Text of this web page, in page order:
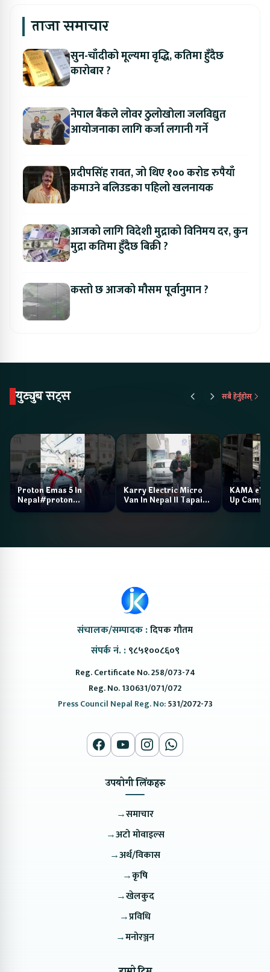
ताजा समाचार
सुन-चाँदीको मूल्यमा वृद्धि, कतिमा हुँदैछ
कारोबार ?
नेपाल बैंकले लोवर ठुलोखोला जलविद्युत
आयोजनाका लागि कर्जा लगानी गर्ने
प्रदीपसिंह रावत, जो थिए १०० करोड रुपैयाँ
कमाउने बलिउडका पहिलो खलनायक
आजको लागि विदेशी मुद्राको विनिमय दर, कुन
मुद्रा कतिमा हुँदैछ बिक्री ?
कस्तो छ आजको मौसम पूर्वानुमान ?
युट्युब सट्स सबै हेर्नुहोस्
Proton Emas 5 In
Nepal#proton
#protonemas5#protonnepal#evcarnepal
Karry Electric Micro
Van In Nepal II Tapaiko
Bazar II Jankari
KAMA eV
Up Camp
संचालक/सम्पादक :दिपक गौतम
संपर्क नं. : ९८५१००८६०९
Reg. Certificate No. 258/073-74
Reg. No. 130631/071/072
Press Council Nepal Reg. No:531/2072-73
उपयोगी लिंकहरु
→समाचार
→अटो मोवाइल्स
→अर्थ/विकास
→कृषि
→खेलकुद
→प्रविधि
→मनोरञ्जन